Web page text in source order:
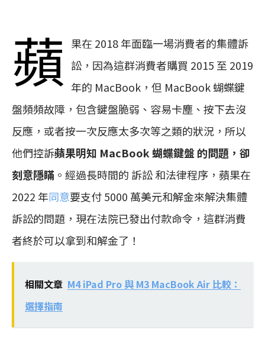
蘋
果在 2018 年面臨一場消費者的集體訴
訟，因為這群消費者購買 2015 至 2019
年的 MacBook，但 MacBook 蝴蝶鍵
盤頻頻故障，包含鍵盤脆弱、容易卡塵、按下去沒
反應，或者按一次反應太多次等之類的狀況，所以
他們控訴蘋果明知 MacBook 蝴蝶鍵盤 的問題，卻
刻意隱瞞 。經過長時間的 訴訟 和法律程序，蘋果在
2022 年同意要支付 5000 萬美元和解金來解決集體
訴訟的問題，現在法院已發出付款命令，這群消費
者終於可以拿到和解金了！
相關文章 M4 iPad Pro 與 M3 MacBook Air 比較：
選擇指南